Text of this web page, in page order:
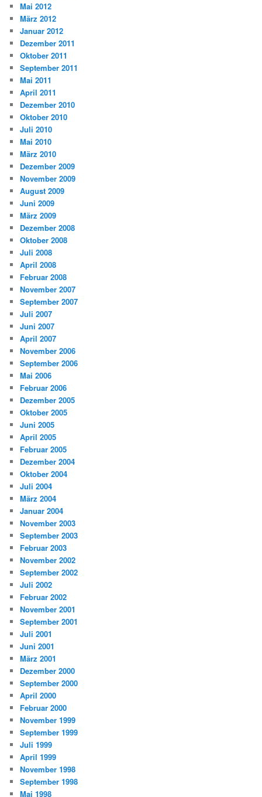
Mai 2012
März 2012
Januar 2012
Dezember 2011
Oktober 2011
September 2011
Mai 2011
April 2011
Dezember 2010
Oktober 2010
Juli 2010
Mai 2010
März 2010
Dezember 2009
November 2009
August 2009
Juni 2009
März 2009
Dezember 2008
Oktober 2008
Juli 2008
April 2008
Februar 2008
November 2007
September 2007
Juli 2007
Juni 2007
April 2007
November 2006
September 2006
Mai 2006
Februar 2006
Dezember 2005
Oktober 2005
Juni 2005
April 2005
Februar 2005
Dezember 2004
Oktober 2004
Juli 2004
März 2004
Januar 2004
November 2003
September 2003
Februar 2003
November 2002
September 2002
Juli 2002
Februar 2002
November 2001
September 2001
Juli 2001
Juni 2001
März 2001
Dezember 2000
September 2000
April 2000
Februar 2000
November 1999
September 1999
Juli 1999
April 1999
November 1998
September 1998
Mai 1998